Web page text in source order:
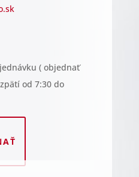
( objednať
od 7:30 do